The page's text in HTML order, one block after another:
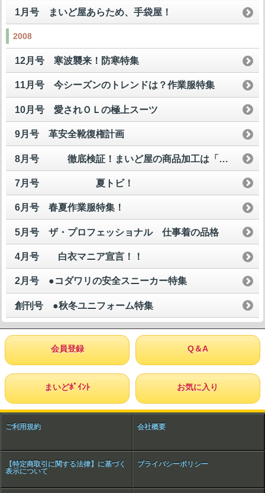
1月号 まいど屋あらため、手袋屋！
2008
12月号 寒波襲来！防寒特集
11月号 今シーズンのトレンドは？作業服特集
10月号 愛されＯＬの極上スーツ
9月号 革安全靴復権計画
8月号 徹底検証！まいど屋の商品加工は「買い」なのか？
7月号 夏トビ！
6月号 春夏作業服特集！
5月号 ザ・プロフェッショナル 仕事着の品格
4月号 白衣マニア宣言！！
2月号 ●コダワリの安全スニーカー特集
創刊号 ●秋冬ユニフォーム特集
会員登録 Q＆A
まいどﾎﾟｲﾝﾄ お気に入り
ご利用規約 会社概要
【特定商取引に関する法律】に基づく
表示について
プライバシーポリシー